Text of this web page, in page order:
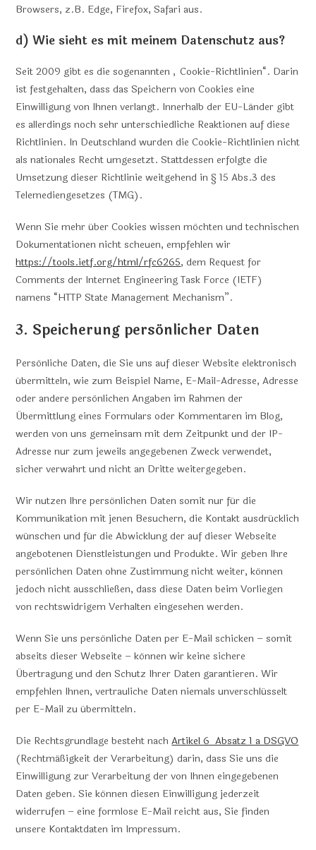
Browsers, z.B. Edge, Firefox, Safari aus.
d) Wie sieht es mit meinem Datenschutz aus?
Seit 2009 gibt es die sogenannten „Cookie-Richtlinien“. Darin
ist festgehalten, dass das Speichern von Cookies eine
Einwilligung von Ihnen verlangt. Innerhalb der EU-Länder gibt
es allerdings noch sehr unterschiedliche Reaktionen auf diese
Richtlinien. In Deutschland wurden die Cookie-Richtlinien nicht
als nationales Recht umgesetzt. Stattdessen erfolgte die
Umsetzung dieser Richtlinie weitgehend in § 15 Abs.3 des
Telemediengesetzes (TMG).
Wenn Sie mehr über Cookies wissen möchten und technischen
Dokumentationen nicht scheuen, empfehlen wir
https://tools.ietf.org/html/rfc6265, dem Request for
Comments der Internet Engineering Task Force (IETF)
namens “HTTP State Management Mechanism”.
3. Speicherung persönlicher Daten
Persönliche Daten, die Sie uns auf dieser Website elektronisch
übermitteln, wie zum Beispiel Name, E-Mail-Adresse, Adresse
oder andere persönlichen Angaben im Rahmen der
Übermittlung eines Formulars oder Kommentaren im Blog,
werden von uns gemeinsam mit dem Zeitpunkt und der IP-
Adresse nur zum jeweils angegebenen Zweck verwendet,
sicher verwahrt und nicht an Dritte weitergegeben.
Wir nutzen Ihre persönlichen Daten somit nur für die
Kommunikation mit jenen Besuchern, die Kontakt ausdrücklich
wünschen und für die Abwicklung der auf dieser Webseite
angebotenen Dienstleistungen und Produkte. Wir geben Ihre
persönlichen Daten ohne Zustimmung nicht weiter, können
jedoch nicht ausschließen, dass diese Daten beim Vorliegen
von rechtswidrigem Verhalten eingesehen werden.
Wenn Sie uns persönliche Daten per E-Mail schicken – somit
abseits dieser Webseite – können wir keine sichere
Übertragung und den Schutz Ihrer Daten garantieren. Wir
empfehlen Ihnen, vertrauliche Daten niemals unverschlüsselt
per E-Mail zu übermitteln.
Die Rechtsgrundlage besteht nachArtikel 6 Absatz 1 a DSGVO
(Rechtmäßigkeit der Verarbeitung) darin, dass Sie uns die
Einwilligung zur Verarbeitung der von Ihnen eingegebenen
Daten geben. Sie können diesen Einwilligung jederzeit
widerrufen – eine formlose E-Mail reicht aus, Sie finden
unsere Kontaktdaten im Impressum.